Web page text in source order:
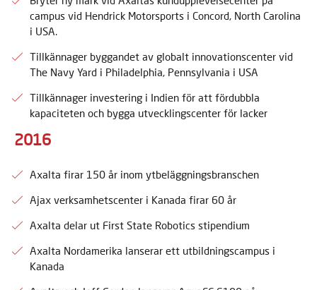
campus vid Hendrick Motorsports i Concord, North Carolina
i USA.
Tillkännager byggandet av globalt innovationscenter vid
The Navy Yard i Philadelphia, Pennsylvania i USA
Tillkännager investering i Indien för att fördubbla
kapaciteten och bygga utvecklingscenter för lacker
2016
Axalta firar 150 år inom ytbeläggningsbranschen
Ajax verksamhetscenter i Kanada firar 60 år
Axalta delar ut First State Robotics stipendium
Axalta Nordamerika lanserar ett utbildningscampus i
Kanada